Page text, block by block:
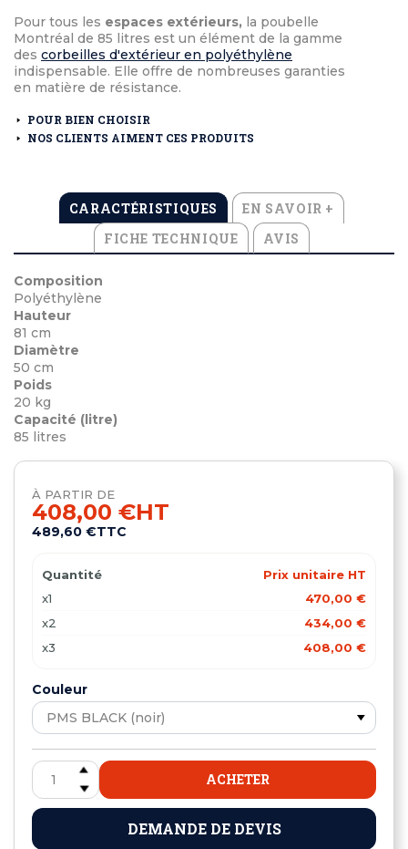
Pour tous les espaces extérieurs, la poubelle
Montréal de 85 litres est un élément de la gamme
des corbeilles d'extérieur en polyéthylène
indispensable. Elle offre de nombreuses garanties
en matière de résistance.
POUR BIEN CHOISIR
NOS CLIENTS AIMENT CES PRODUITS
CARACTÉRISTIQUES
EN SAVOIR +
FICHE TECHNIQUE
AVIS
Composition
Polyéthylène
Hauteur
81 cm
Diamètre
50 cm
Poids
20 kg
Capacité (litre)
85 litres
À PARTIR DE
408,00 €HT
489,60 €TTC
Quantité
Prix unitaire HT
x1
470,00 €
x2
434,00 €
x3
408,00 €
Couleur
ACHETER
DEMANDE DE DEVIS